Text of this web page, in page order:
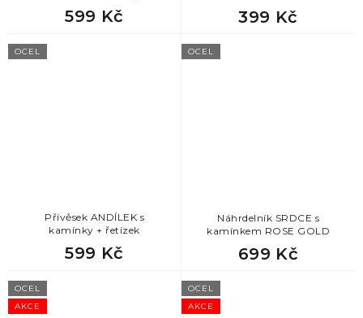
599 Kč 399 Kč
OCEL
Přívěsek ANDÍLEK s
kamínky + řetízek
599 Kč
OCEL
Náhrdelník SRDCE s
kamínkem ROSE GOLD
699 Kč
AKCE
OCEL
AKCE
OCEL